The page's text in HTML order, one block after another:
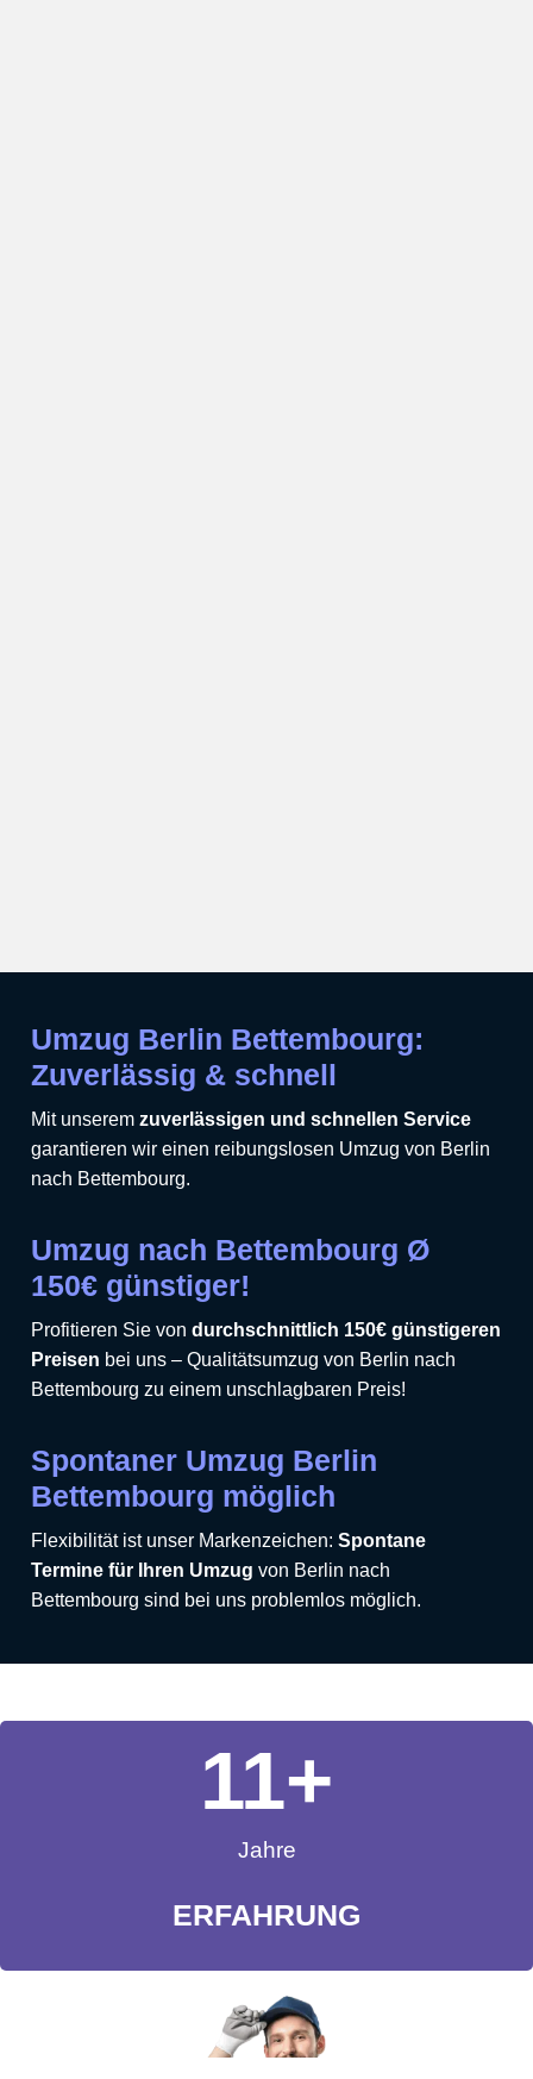
Umzug Berlin Bettembourg:
Zuverlässig & schnell
Mit unserem zuverlässigen und schnellen Service
garantieren wir einen reibungslosen Umzug von Berlin
nach Bettembourg.
Umzug nach Bettembourg Ø
150€ günstiger!
Profitieren Sie von durchschnittlich 150€ günstigeren
Preisen bei uns – Qualitätsumzug von Berlin nach
Bettembourg zu einem unschlagbaren Preis!
Spontaner Umzug Berlin
Bettembourg möglich
Flexibilität ist unser Markenzeichen: Spontane
Termine für Ihren Umzug von Berlin nach
Bettembourg sind bei uns problemlos möglich.
Jahre
ERFAHRUNG
11+